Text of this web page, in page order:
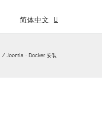
简体中文
Joomla - Docker 安装